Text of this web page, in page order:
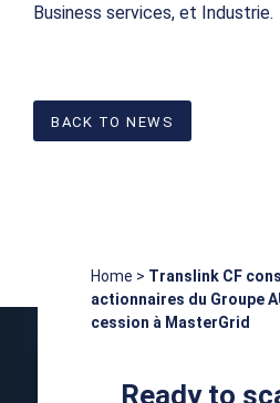
Business services, et Industrie.
BACK TO NEWS
Home > Translink CF
actionnaires du Groupe
cession à MasterGrid
Ready to